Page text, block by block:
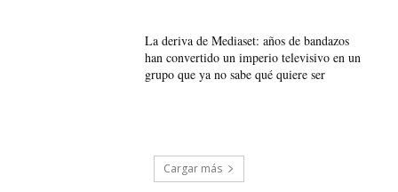
La deriva de Mediaset: años de bandazos
han convertido un imperio televisivo en un
grupo que ya no sabe qué quiere ser
Cargar más